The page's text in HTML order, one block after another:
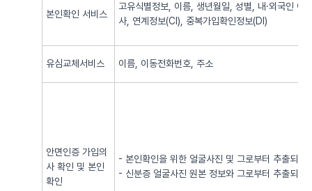
본인확인 서비스
고유식별정보, 이름, 생년월일, 성별, 내·외국인
사, 연계정보(CI), 중복가입확인정보(DI)
유심교체서비스 이름, 이동전화번호, 주소
안면인증 가입의
사 확인 및 본인
확인
- 본인확인을 위한 얼굴사진 및 그로부터 추출되어
- 신분증 얼굴사진 원본 정보와 그로부터 추출되어